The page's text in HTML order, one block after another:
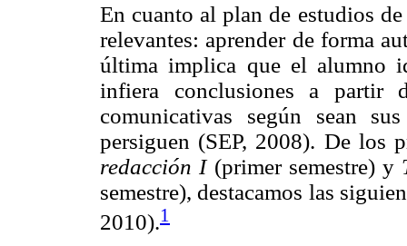
En cuanto al plan de estudios
relevantes: aprender de forma
última implica que el alumno
infiera conclusiones a partir
comunicativas según sean
persiguen (SEP, 2008). De los
redacción I(primer semestre) y
semestre), destacamos las
2010).1